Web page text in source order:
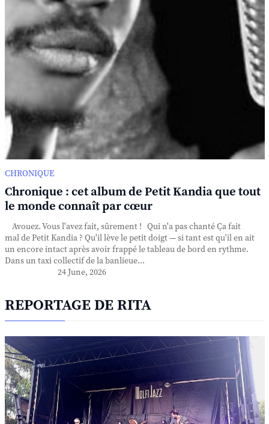
CHRONIQUE
Chronique : cet album de Petit Kandia que tout
le monde connaît par cœur
Avouez. Vous l'avez fait, sûrement ! Qui n'a pas chanté Ça fait
mal de Petit Kandia ? Qu'il lève le petit doigt — si tant est qu'il en ait
un encore intact après avoir frappé le tableau de bord en rythme.
Dans un taxi collectif de la banlieue...
24 June, 2026
REPORTAGE DE RITA